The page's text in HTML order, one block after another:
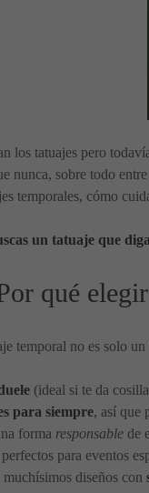
los tatuajes pero
nunca, sobre todo
temporales, cómo
un tatuaje que
qué
temporal no es solo
(ideal si te da
para siempre, así que
forma responsable de
para eventos
diseños con